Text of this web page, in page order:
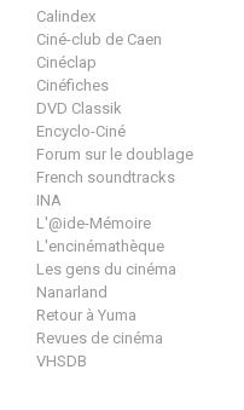
Calindex
Ciné-club de Caen
Cinéclap
Cinéfiches
DVD Classik
Encyclo-Ciné
Forum sur le doublage
French soundtracks
INA
L'@ide-Mémoire
L'encinémathèque
Les gens du cinéma
Nanarland
Retour à Yuma
Revues de cinéma
VHSDB